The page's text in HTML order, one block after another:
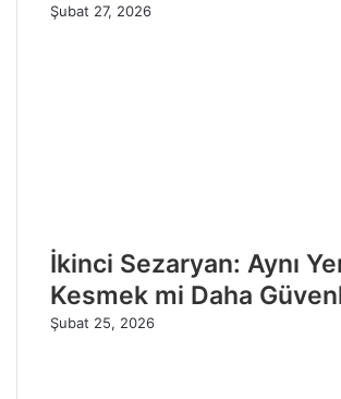
Şubat 27, 2026
İkinci Sezaryan: Aynı
Kesmek mi Daha
Şubat 25, 2026